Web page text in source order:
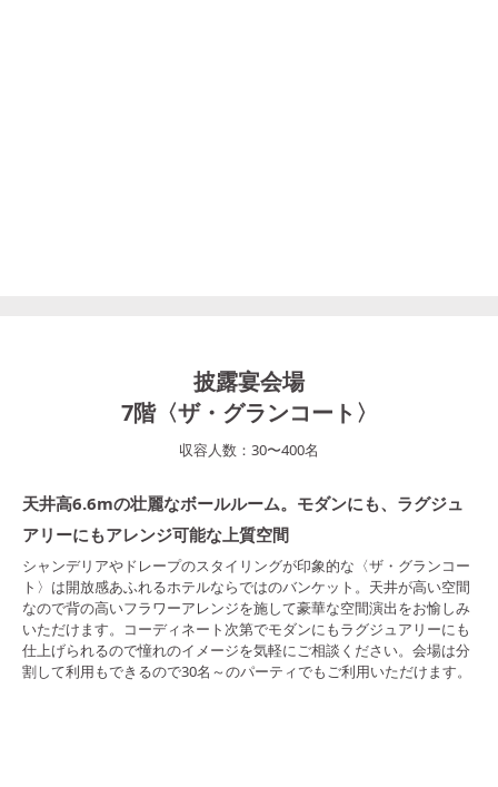
披露宴会場
7階〈ザ・グランコート〉
収容人数： 30〜400名
天井高6.6mの壮麗なボールルーム。モダンにも、ラグジュ
アリーにもアレンジ可能な上質空間
シャンデリアやドレープのスタイリングが印象的な〈ザ・グランコー
ト〉は開放感あふれるホテルならではのバンケット。天井が高い空間
なので背の高いフラワーアレンジを施して豪華な空間演出をお愉しみ
いただけます。コーディネート次第でモダンにもラグジュアリーにも
仕上げられるので憧れのイメージを気軽にご相談ください。会場は分
割して利用もできるので30名～のパーティでもご利用いただけます。